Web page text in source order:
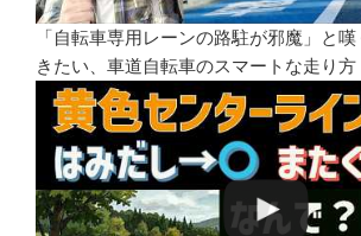
「自転車専用レーンの路駐が邪魔」と
きたい、車道自転車のスマートな走り方